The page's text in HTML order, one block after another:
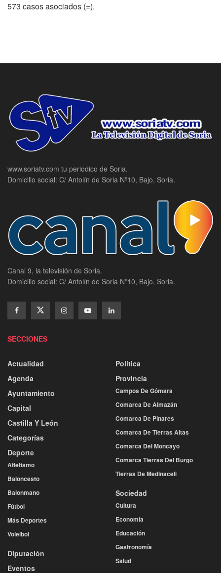
573 casos asociados (=).
www.soriatv.com tu periodico de Soria.
Domicilio social: C/ Antolín de Soria Nº10, Bajo, Soria.
Canal 9, la televisión de Soria.
Domicilio social: C/ Antolín de Soria Nº10, Bajo, Soria.
SECCIONES
Actualidad
Agenda
Ayuntamiento
Capital
Castilla Y León
Categorías
Deporte
Atletismo
Baloncesto
Balonmano
Fútbol
Más Deportes
Voleibol
Diputación
Eventos
Política
Provincia
Campos De Gómara
Comarca De Almazán
Comarca De Pinares
Comarca De Tierras Altas
Comarca Del Moncayo
Comarca Tierras Del Burgo
Tierras De Medinaceli
Sociedad
Cultura
Economía
Educación
Gastronomía
Salud